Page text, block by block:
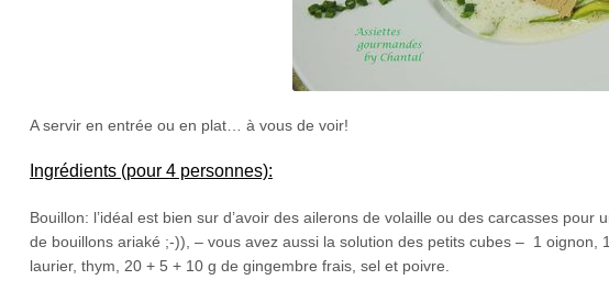
A servir en entrée ou en plat… à vous de voir!
Ingrédients (pour 4 personnes):
Bouillon: l’idéal est bien sur d’avoir des ailerons de volaille ou des carcasses
de bouillons ariaké ;-)), – vous avez aussi la solution des petits cubes – 1
laurier, thym, 20 + 5 + 10 g de gingembre frais, sel et poivre.